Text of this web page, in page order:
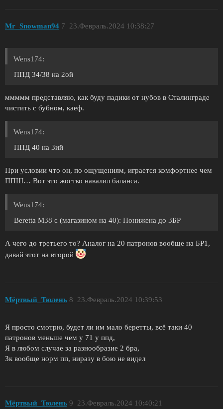
Mr_Snowman94 23.Февраль.2024 10:38:27
7
Wens174:
ППД 34/38 на 2ой
ммммм представляю, как буду падики от нубов в Сталинграде
чистить с бубном, каеф.
Wens174:
ППД 40 на 3ий
При условии что он, по ощущениям, играется комфортнее чем
ППШ… Вот это жостко навалил баланса.
Wens174:
Beretta M38 с (магазином на 40): Понижена до 3БР
А чего до третьего то? Аналог на 20 патронов вообще на БР1,
давай этот на второй
Мёртвый_Тюлень 23.Февраль.2024 10:39:53
8
Я просто смотрю, будет ли им мало беретты, всë таки 40
патронов меньше чем у 71 у ппд,
Я в любом случае за разнообразие 2 бра,
Зк вообще норм пп, ниразу в бою не видел
Мёртвый_Тюлень 23.Февраль.2024 10:40:21
9